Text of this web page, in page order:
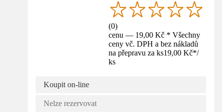
(0)
cenu — 19,00 Kč * Všechny
ceny vč. DPH a bez nákladů
na přepravu za ks19,00 Kč*/
ks
Koupit on-line
Nelze rezervovat